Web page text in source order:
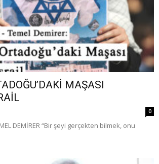
MAŞASI
0
DEMİRER “Bir şeyi gerçekten bilmek, onu